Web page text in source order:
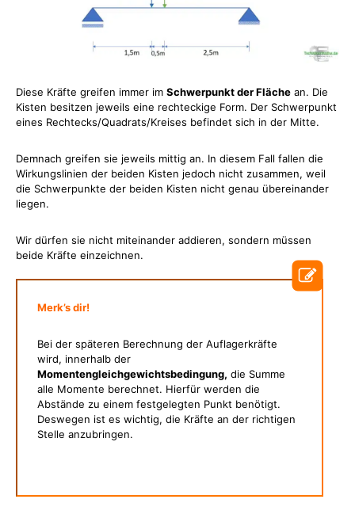
Diese Kräfte greifen immer im Schwerpunkt der Fläche an. Die
Kisten besitzen jeweils eine rechteckige Form. Der Schwerpunkt
eines Rechtecks/Quadrats/Kreises befindet sich in der Mitte.
Demnach greifen sie jeweils mittig an. In diesem Fall fallen die
Wirkungslinien der beiden Kisten jedoch nicht zusammen, weil
die Schwerpunkte der beiden Kisten nicht genau übereinander
liegen.
Wir dürfen sie nicht miteinander addieren, sondern müssen
beide Kräfte einzeichnen.
Merk’s dir!
Bei der späteren Berechnung der Auflagerkräfte
wird, innerhalb der
Momentengleichgewichtsbedingung, die Summe
alle Momente berechnet. Hierfür werden die
Abstände zu einem festgelegten Punkt benötigt.
Deswegen ist es wichtig, die Kräfte an der richtigen
Stelle anzubringen.